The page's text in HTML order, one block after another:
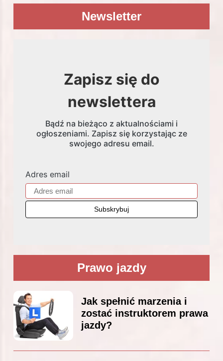
Newsletter
Zapisz się do
newslettera
Bądź na bieżąco z aktualnościami i
ogłoszeniami. Zapisz się korzystając ze
swojego adresu email.
Adres email
Prawo jazdy
Jak spełnić marzenia i
zostać instruktorem prawa
jazdy?